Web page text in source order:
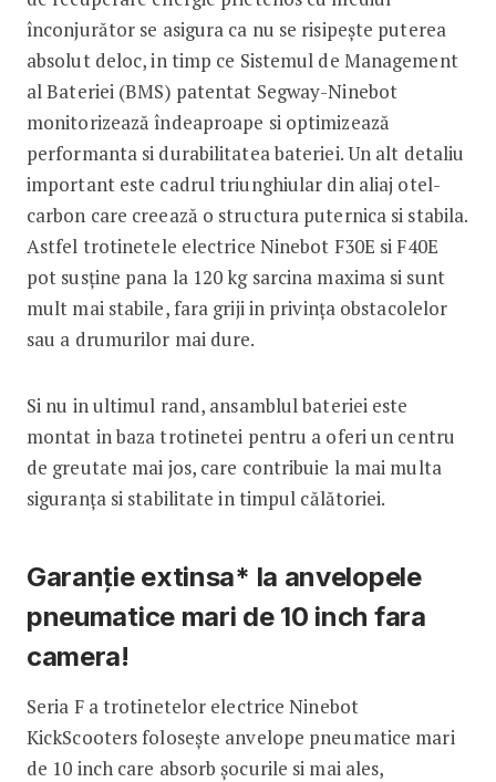
înconjurător se asigura ca nu se risipește puterea
absolut deloc, in timp ce Sistemul de Management
al Bateriei (BMS) patentat Segway-Ninebot
monitorizează îndeaproape si optimizează
performanta si durabilitatea bateriei. Un alt detaliu
important este cadrul triunghiular din aliaj otel-
carbon care creează o structura puternica si stabila.
Astfel trotinetele electrice Ninebot F30E si F40E
pot susține pana la 120 kg sarcina maxima si sunt
mult mai stabile, fara griji in privința obstacolelor
sau a drumurilor mai dure.
Si nu in ultimul rand, ansamblul bateriei este
montat in baza trotinetei pentru a oferi un centru
de greutate mai jos, care contribuie la mai multa
siguranța si stabilitate in timpul călătoriei.
Garanție extinsa* la anvelopele
pneumatice mari de 10 inch fara
camera!
Seria F a trotinetelor electrice Ninebot
KickScooters folosește anvelope pneumatice mari
de 10 inch care absorb șocurile si mai ales,